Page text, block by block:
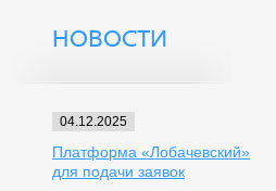
НОВОСТИ
04.12.2025
Платформа «Лобачевский»
для подачи заявок